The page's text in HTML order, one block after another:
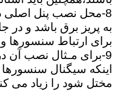
8-محل نصب پنل اصلی
به پریز برق باشد و در
برای ارتباط سنسورها
9-برای مـثال نصب آن
اینکه سیگنال
مختل شود را زیاد می